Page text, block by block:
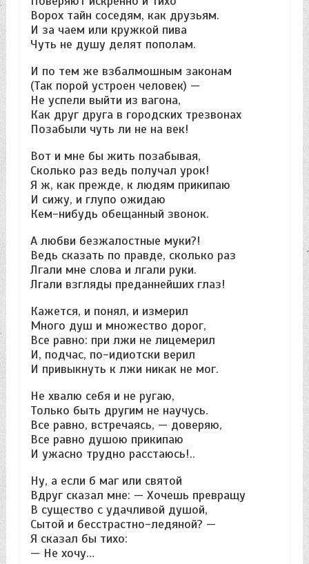
Ворох тайн соседям, как друзьям.
И за чаем или кружкой пива
Чуть не душу делят пополам.
И по тем же взбалмошным законам
(Так порой устроен человек) —
Не успели выйти из вагона,
Как друг друга в городских трезвонах
Позабыли чуть ли не на век!
Вот и мне бы жить позабывая,
Сколько раз ведь получал урок!
Я ж, как прежде, к людям прикипаю
И сижу, и глупо ожидаю
Кем-нибудь обещанный звонок.
А любви безжалостные муки?!
Ведь сказать по правде, сколько раз
Лгали мне слова и лгали руки.
Лгали взгляды преданнейших глаз!
Кажется, и понял, и измерил
Много душ и множество дорог,
Все равно: при лжи не лицемерил
И, подчас, по-идиотски верил
И привыкнуть к лжи никак не мог.
Не хвалю себя и не ругаю,
Только быть другим не научусь.
Все равно, встречаясь, — доверяю,
Все равно душою прикипаю
И ужасно трудно расстаюсь!..
Ну, а если б маг или святой
Вдруг сказал мне: — Хочешь превращу
В существо с удачливой душой,
Сытой и бесстрастно-ледяной? —
Я сказал бы тихо:
— Не хочу…